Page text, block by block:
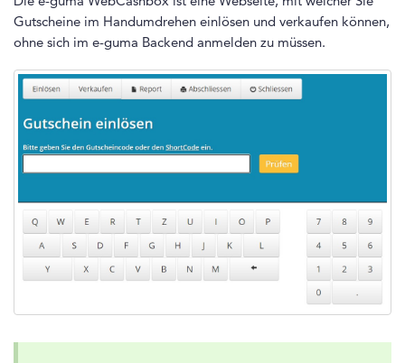
Gutscheine im Handumdrehen einlösen und verkaufen können,
ohne sich im e-guma Backend anmelden zu müssen.